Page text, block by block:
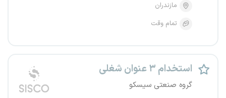
مازندران
تمام وقت
استخدام ۳ عنوان شغلی
گروه صنعتی سیسکو